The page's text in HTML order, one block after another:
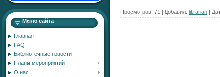
Меню сайта
Главная
FAQ
Библиотечные новости
Планы мероприятий
О нас
Просмотров: 71 | Добавил: librarian |